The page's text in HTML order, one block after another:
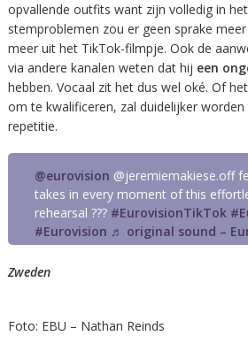
opvallende outfits want zijn volledig in
stemproblemen zou er geen sprake
meer uit het TikTok-filmpje. Ook de
via andere kanalen weten dat hij een
hebben. Vocaal zit het dus wel oké. Of
om te kwalificeren, zal duidelijker
repetitie.
@eurovision @jeremiemakiese.off
takes in every moment of this
rehearsal ??? #EurovisionTikTok
#Eurovision ♬ original sound –
Zweden
Foto: EBU – Nathan Reinds